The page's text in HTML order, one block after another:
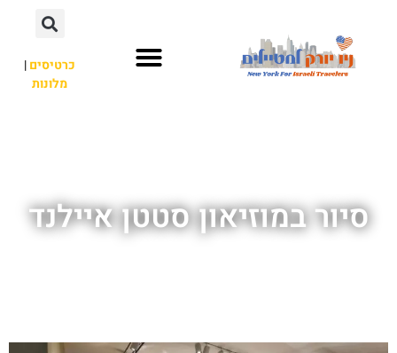
כרטיסים|
מלונות
סיור במוזיאון סטטן איילנד